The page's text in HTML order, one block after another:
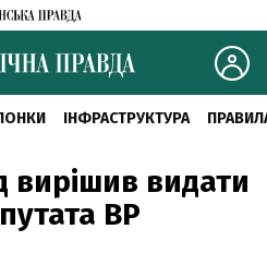
ІНФРАСТРУКТУРА
вирішив видати
ВР